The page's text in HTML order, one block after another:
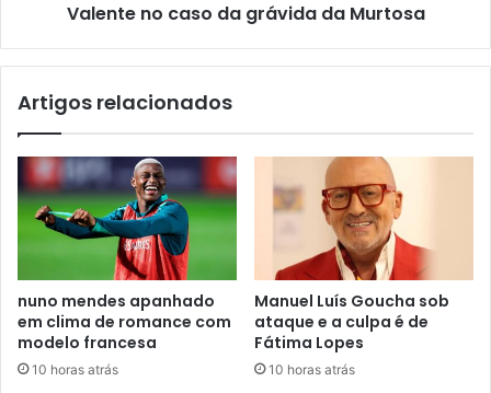
Valente no caso da grávida da Murtosa
Artigos relacionados
nuno mendes apanhado
em clima de romance com
modelo francesa
10 horas atrás
Manuel Luís Goucha sob
ataque e a culpa é de
Fátima Lopes
10 horas atrás